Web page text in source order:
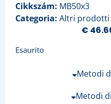
Cikkszám: MB50x3
Categoria: Altri prodotti
€
Esaurito
Metodi
Metodi